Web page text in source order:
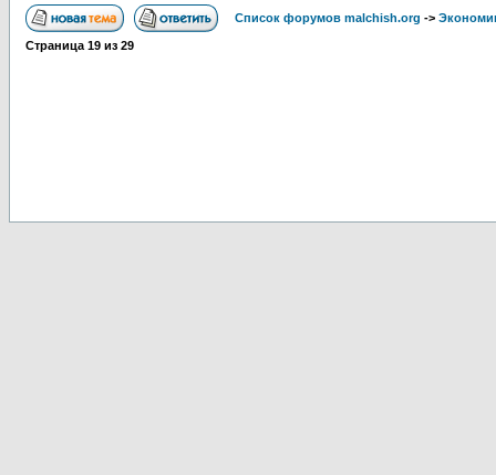
Список форумов malchish.org ->
Страница 19 из 29